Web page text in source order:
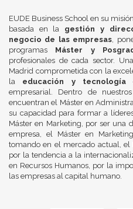
EUDE Business School en su
basada en la gestión y
negocio de las empresas,
programas Máster y
profesionales de cada sector.
Madrid comprometida con la
la educación y tecnología
empresarial. Dentro de
encuentran el Máster en
su capacidad para formar a
Máster en Marketing, por ser una
empresa, el Máster en
tomando en el mercado actual, el
por la tendencia a la
en Recursos Humanos, por la
las empresas al capital humano.